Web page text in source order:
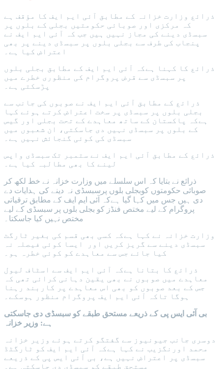
ذرائع وزارت خزانہ کے مطابق آئی ایم ایف کا مؤقف ہے
کہ مرکزی اور صوبائی حکومتیں بجلی کے بلوں پر
سبسڈی دینے کی مجاز نہیں ہیں جب کہ آئی ایم ایف نے
پنجاب کی طرف سے بجلی بلوں پر سبسڈی دینے پر بھی
اعتراض کیا ہے۔
ذرائع کا کہنا ہےکہ آئی ایم ایف کے مطابق بجلی بلوں
پر سبسڈی سے قرض پروگرام کی منظوری خطرے میں
پڑسکتی ہے۔
ذرائع کے مطابق آئی ایم ایف نے صوبوں کی جانب سے
بجلی بلوں پر سبسڈی پر سخت اعتراض کرتے ہوئے کہا
ہےکہ پاکستان کے ساتھ معاہدے کے تحت بجلی اور گیس
کے بلوں پر سبسڈی نہیں دی جاسکتی، ان شعبوں میں
سبسڈی کی کوئی گنجائش نہیں ہے۔
ذرائع کے مطابق آئی ایم ایف نے ستمبر تک سبسڈی واپس
لینے کا بھی مطالبہ کیا ہے۔
ذرائع نے بتایا کہ اس سلسلے میں وزارت خزانہ نے خط لکھ کر
صوبائی حکومتوں کوبجلی بلوں پرسبسڈی نہ دینے کی ہدایات دے
دی ہیں جس میں کہا گیا ہےکہ آئی ایم ایف کے مطابق ترقیاتی
پروگرام کے لیے مختص فنڈز کو بجلی بلوں پر سبسڈی کے لیے
مختص نہیں کیا جاسکتا۔
وزارت خزانہ نے کہا ہےکہ کسی بھی قسم کی بغیر ٹارگٹ
سبسڈی دینے سے گریز کریں اور ایسا کوئی فیصلہ نہ
کیا جائے جس سے معاہدے کو کوئی خطرہ ہو۔
ذرائع کا بتانا ہےکہ آئی ایم ایف سے اسٹاف لیول
معاہدے میں صوبوں نے بھی یقین دہانی کرائی تھی کہ
جس کے بعد صوبوں کو بھی اس معاہدے پر کاربند رہنا
ہوگا تاکہ آئی ایم ایف پروگرام منظور ہوسکے۔
بی آئی ایس پی کے ذریعے مستحق طبقے کو سبسڈی دی جاسکتی
ہے: وزیر خزانہ
دوسری جانب جیونیوز سے گفتگو کرتے ہوئے وزیر خزانہ
محمد اورنگزیب نے کہا ہےکہ آئی ایم ایف کو ٹارگٹڈ
سبسڈی پر اعتراض نہیں ہے، بی آئی ایس پی کے ذریعے
مستحق طبقے کو سبسڈی دی جاسکتی ہے۔